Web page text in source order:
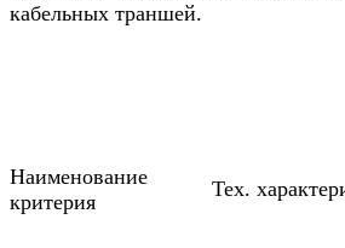
кабельных траншей.
Наименование
критерия
Тех.